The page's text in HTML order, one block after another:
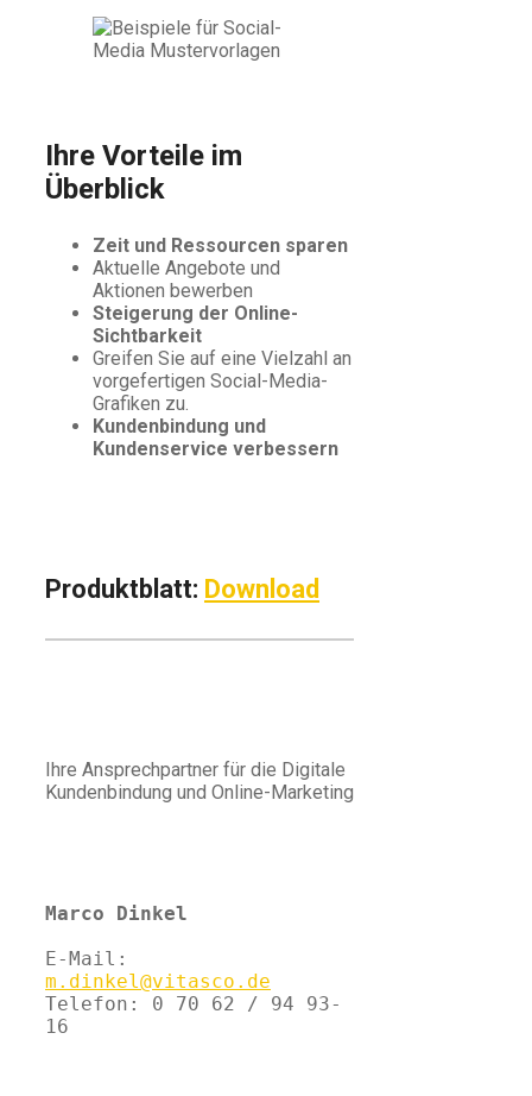
Ihre Vorteile im
Überblick
Zeit und Ressourcen sparen
Aktuelle Angebote und
Aktionen bewerben
Steigerung der Online-
Sichtbarkeit
Greifen Sie auf eine Vielzahl an
vorgefertigen Social-Media-
Grafiken zu.
Kundenbindung und
Kundenservice verbessern
Produktblatt: Download
Ihre Ansprechpartner für die Digitale
Kundenbindung und Online-Marketing
Marco Dinkel
m.dinkel@vitasco.de
Telefon: 0 70 62 / 94 93-
16